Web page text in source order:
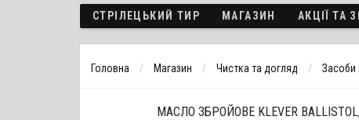
СТРІЛЕЦЬКИЙ ТИР МАГАЗИН АКЦІЇ ТА
Головна Магазин Чистка та догляд Засоби
МАСЛО ЗБРОЙОВЕ KLEVER